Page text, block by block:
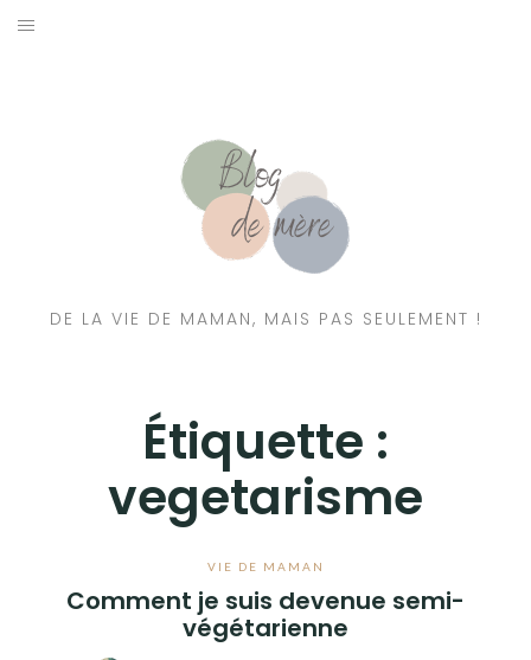
DE LA VIE DE MAMAN, MAIS PAS SEULEMENT !
Étiquette :
vegetarisme
VIE DE MAMAN
Comment je suis devenue semi-
végétarienne
RESSOURCES NUTRITION & PARENTALITÉ